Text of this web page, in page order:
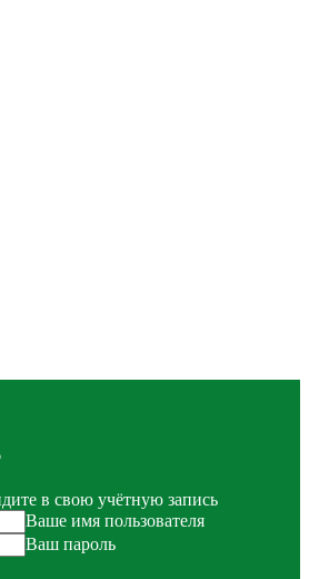
в свою учётную запись
Ваше имя пользователя
Ваш пароль